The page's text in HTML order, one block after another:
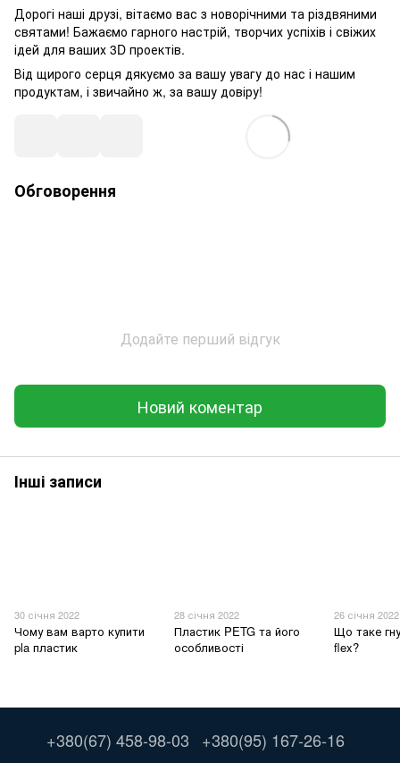
Дорогі наші друзі, вітаємо вас з новорічними та різдвяними
святами! Бажаємо гарного настрій, творчих успіхів і свіжих
ідей для ваших 3D проектів.
Від щирого серця дякуємо за вашу увагу до нас і нашим
продуктам, і звичайно ж, за вашу довіру!
Обговорення
Додайте перший відгук
Новий коментар
Інші записи
30 січня 2022
Чому вам варто купити
pla пластик
28 січня 2022
Пластик PETG та його
особливості
26 січня 2022
Що таке
flex?
+380(67) 458-98-03 +380(95) 167-26-16